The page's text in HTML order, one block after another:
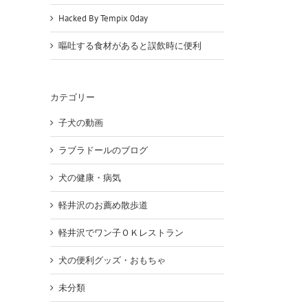
Hacked By Tempix 0day
嘔吐する食材があると誤飲時に便利
カテゴリー
子犬の動画
ラブラドールのブログ
犬の健康・病気
軽井沢のお薦め散歩道
軽井沢でワン子ＯＫレストラン
犬の便利グッズ・おもちゃ
未分類